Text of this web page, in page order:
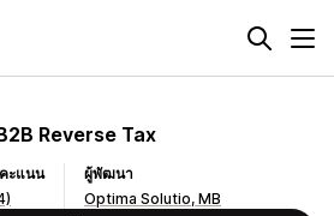
Reverse Tax
ะแนน
ผู้พัฒนา
Optima Solutio, MB